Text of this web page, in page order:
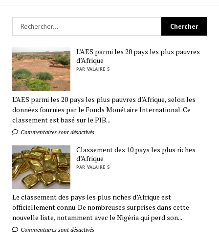
L’AES parmi les 20 pays les plus pauvres
d’Afrique
PAR VALAIRE S
L’AES parmi les 20 pays les plus pauvres d’Afrique, selon les
données fournies par le Fonds Monétaire International. Ce
classement est basé sur le PIB...
Commentaires sont désactivés
Classement des 10 pays les plus riches
d’Afrique
PAR VALAIRE S
Le classement des pays les plus riches d’Afrique est
officiellement connu. De nombreuses surprises dans cette
nouvelle liste, notamment avec le Nigéria qui perd son...
Commentaires sont désactivés